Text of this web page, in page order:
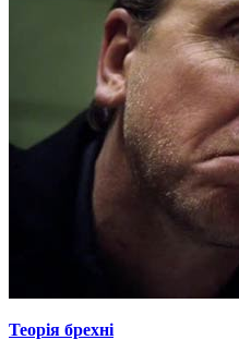
Теорія брехні